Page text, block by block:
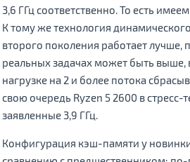
3,6 ГГц соответственно. То есть
К тому же технология
второго поколения работает лучше,
реальных задачах может быть выше,
нагрузке на 2 и более потока
свою очередь Ryzen 5 2600 в стресс-
заявленные 3,9 ГГц.
Конфигурация кэш-памяти у